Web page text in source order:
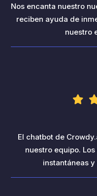
Nos encanta nuestro
reciben ayuda de
nuestro
El chatbot de
nuestro equipo.
instantáneas